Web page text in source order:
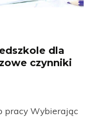
dla
czynniki
pracy Wybierając